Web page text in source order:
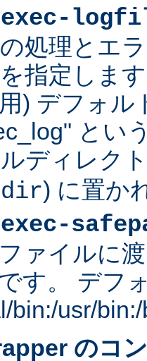
処理とエ
指定しま
) デフォ
とい
ディレク
) に置か
ァイルに
す。 デフ
bin:/usr/
のコ